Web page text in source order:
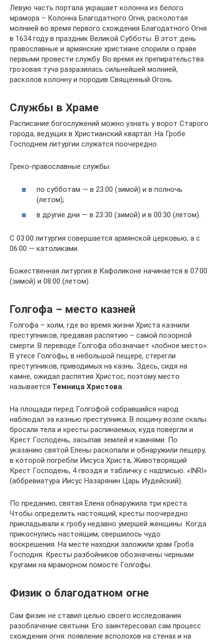
Левую часть портала украшает колонна из белого
мрамора – Колонна Благодатного Огня, расколотая
молнией во время первого схождения Благодатного Огня
в 1634 году в праздник Великой Субботы. В этот день
православные и армянские христиане спорили о праве
первыми провести службу. Во время их препирательства
грозовая туча разразилась сильнейшей молнией,
расколов колонну и породив Священный Огонь.
Службы в Храме
Расписание богослужений можно узнать у ворот Старого
города, ведущих в Христианский квартал. На Гробе
Господнем литургии служатся поочередно.
Греко-православные службы:
по субботам — в 23:00 (зимой) и в полночь
(летом);
в другие дни — в 23:30 (зимой) и в 00:30 (летом).
С 03:00 литургия совершается армянской церковью, а с
06:00 — католиками.
Божественная литургия в Кафоликоне начинается в 07:00
(зимой) и 08:00 (летом).
Голгофа – место казней
Голгофа – холм, где во время жизни Христа казнили
преступников, предавая распятию – самой позорной
смерти. В переводе Голгофа обозначает «лобное место».
В утесе Голгофы, в небольшой пещере, стерегли
преступников, приводимых на казнь. Здесь, сидя на
камне, ожидал распятия Христос, поэтому место
называется Темница Христова.
На площади перед Голгофой собравшийся народ
наблюдал за казнью преступника. В лощину возле скалы
бросали тела и кресты распинаемых, куда повергли и
Крест Господень, засыпав землей и камнями. По
указанию святой Елены раскопали и обнаружили пещеру,
в которой погребли Иисуса Христа, Животворящий
Крест Господень, 4 гвоздя и табличку с надписью: «INRI»
(аббревиатура Иисус Назарянин Царь Иудейский).
По преданию, святая Елена обнаружила три креста.
Чтобы определить настоящий, кресты поочередно
прикладывали к гробу недавно умершей женщины. Когда
прикоснулись настоящим, свершилось чудо
воскрешения. На месте находки заложили храм Гроба
Господня. Кресты разбойников обозначены черными
кругами на мраморном помосте Голгофы.
Физик о благодатном огне
Сам физик не ставил целью своего исследования
разоблачение святыни. Его заинтересовал сам процесс
схождения огня: появление всполохов на стенах и на